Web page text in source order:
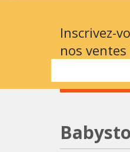
Inscrivez-
nos